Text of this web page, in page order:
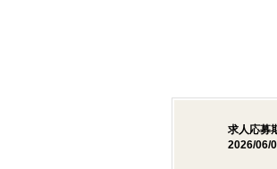
求人応募
2026/06/